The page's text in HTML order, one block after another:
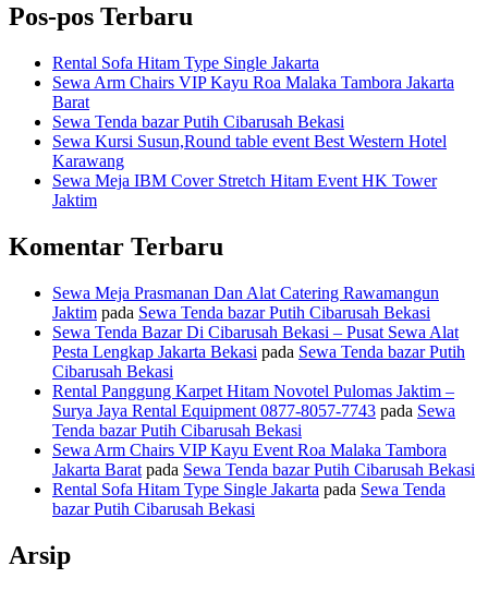
Pos-pos Terbaru
Rental Sofa Hitam Type Single Jakarta
Sewa Arm Chairs VIP Kayu Roa Malaka Tambora Jakarta
Barat
Sewa Tenda bazar Putih Cibarusah Bekasi
Sewa Kursi Susun,Round table event Best Western Hotel
Karawang
Sewa Meja IBM Cover Stretch Hitam Event HK Tower
Jaktim
Komentar Terbaru
Sewa Meja Prasmanan Dan Alat Catering Rawamangun
Jaktim pada Sewa Tenda bazar Putih Cibarusah Bekasi
Sewa Tenda Bazar Di Cibarusah Bekasi – Pusat Sewa Alat
Pesta Lengkap Jakarta Bekasi pada Sewa Tenda bazar Putih
Cibarusah Bekasi
Rental Panggung Karpet Hitam Novotel Pulomas Jaktim –
Surya Jaya Rental Equipment 0877-8057-7743 pada Sewa
Tenda bazar Putih Cibarusah Bekasi
Sewa Arm Chairs VIP Kayu Event Roa Malaka Tambora
Jakarta Barat pada Sewa Tenda bazar Putih Cibarusah Bekasi
Rental Sofa Hitam Type Single Jakarta pada Sewa Tenda
bazar Putih Cibarusah Bekasi
Arsip